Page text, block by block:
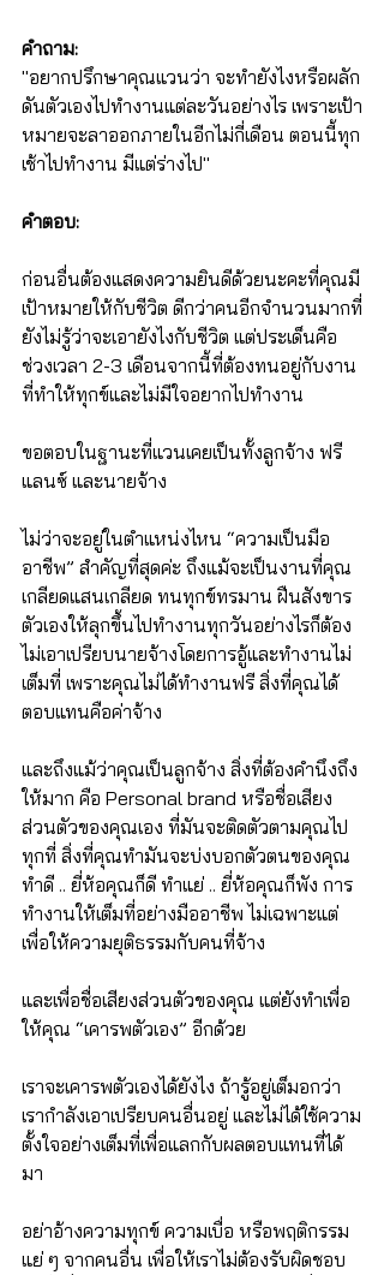
คำถาม:
"อยากปรึกษาคุณแวนว่า จะทำยังไงหรือผลัก
ดันตัวเองไปทำงานแต่ละวันอย่างไร เพราะเป้า
หมายจะลาออกภายในอีกไม่กี่เดือน ตอนนี้ทุก
เช้าไปทำงาน มีแต่ร่างไป"
คำตอบ:
ก่อนอื่นต้องแสดงความยินดีด้วยนะคะที่คุณมี
เป้าหมายให้กับชีวิต ดีกว่าคนอีกจำนวนมากที่
ยังไม่รู้ว่าจะเอายังไงกับชีวิต แต่ประเด็นคือ
ช่วงเวลา 2-3 เดือนจากนี้ที่ต้องทนอยู่กับงาน
ที่ทำให้ทุกข์และไม่มีใจอยากไปทำงาน
ขอตอบในฐานะที่แวนเคยเป็นทั้งลูกจ้าง ฟรี
แลนซ์ และนายจ้าง
ไม่ว่าจะอยู่ในตำแหน่งไหน “ความเป็นมือ
อาชีพ” สำคัญที่สุดค่ะ ถึงแม้จะเป็นงานที่คุณ
เกลียดแสนเกลียด ทนทุกข์ทรมาน ฝืนสังขาร
ตัวเองให้ลุกขึ้นไปทำงานทุกวันอย่างไรก็ต้อง
ไม่เอาเปรียบนายจ้างโดยการอู้และทำงานไม่
เต็มที่ เพราะคุณไม่ได้ทำงานฟรี สิ่งที่คุณได้
ตอบแทนคือค่าจ้าง
และถึงแม้ว่าคุณเป็นลูกจ้าง สิ่งที่ต้องคำนึงถึง
ให้มาก คือ Personal brand หรือชื่อเสียง
ส่วนตัวของคุณเอง ที่มันจะติดตัวตามคุณไป
ทุกที่ สิ่งที่คุณทำมันจะบ่งบอกตัวตนของคุณ
ทำดี .. ยี่ห้อคุณก็ดี ทำแย่ .. ยี่ห้อคุณก็พัง การ
ทำงานให้เต็มที่อย่างมืออาชีพ ไม่เฉพาะแต่
เพื่อให้ความยุติธรรมกับคนที่จ้าง
และเพื่อชื่อเสียงส่วนตัวของคุณ แต่ยังทำเพื่อ
ให้คุณ “เคารพตัวเอง” อีกด้วย
เราจะเคารพตัวเองได้ยังไง ถ้ารู้อยู่เต็มอกว่า
เรากำลังเอาเปรียบคนอื่นอยู่ และไม่ได้ใช้ความ
ตั้งใจอย่างเต็มที่เพื่อแลกกับผลตอบแทนที่ได้
มา
อย่าอ้างความทุกข์ ความเบื่อ หรือพฤติกรรม
แย่ ๆ จากคนอื่น เพื่อให้เราไม่ต้องรับผิดชอบ